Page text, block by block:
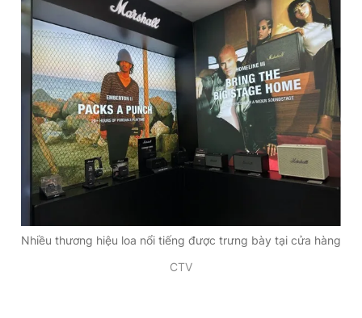
Nhiều thương hiệu loa nổi tiếng được trưng bày tại cửa hàng
CTV